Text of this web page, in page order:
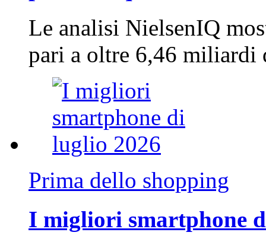
Le analisi NielsenIQ
pari a oltre 6,46
Prima dello shopping
I migliori smartphone